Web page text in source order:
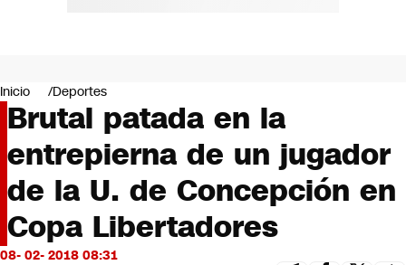
Negocios
Deportes
Programas completos
Cultura
Servicios
Bits
CNN tiempo
Futuro 360
Inicio Deportes
Brutal patada en la
entrepierna de un jugador
de la U. de Concepción en
Copa Libertadores
08- 02- 2018 08:31